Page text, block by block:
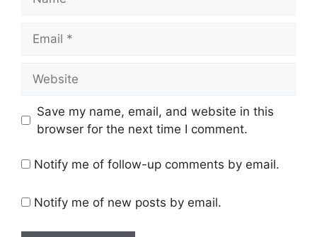
Save my name, email, and website in this
browser for the next time I comment.
Notify me of follow-up comments by email.
Notify me of new posts by email.